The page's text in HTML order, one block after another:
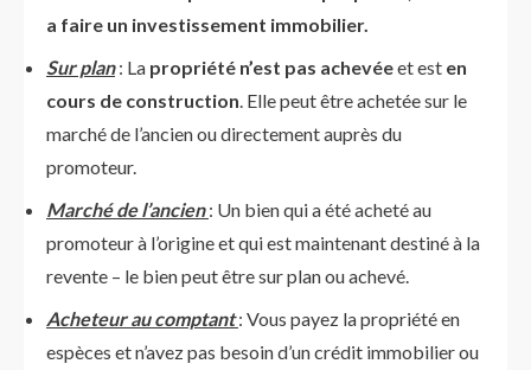
a faire un investissement immobilier.
Sur plan: La propriété n’est pas achevéeet est en
cours de construction. Elle peut être achetée sur le
marché de l’ancien ou directement auprès du
promoteur.
Marché de l’ancien : Un bien qui a été acheté au
promoteur à l’origine et qui est maintenant destiné à la
revente – le bien peut être sur plan ou achevé.
Acheteur au comptant : Vous payez la propriété en
espèces et n’avez pas besoin d’un crédit immobilier ou